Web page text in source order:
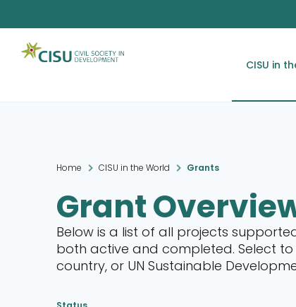
CISU in
Home CISU in the World Grants
Grant
Below is a list of all projects
both active and completed. Select
country, or UN Sustainable